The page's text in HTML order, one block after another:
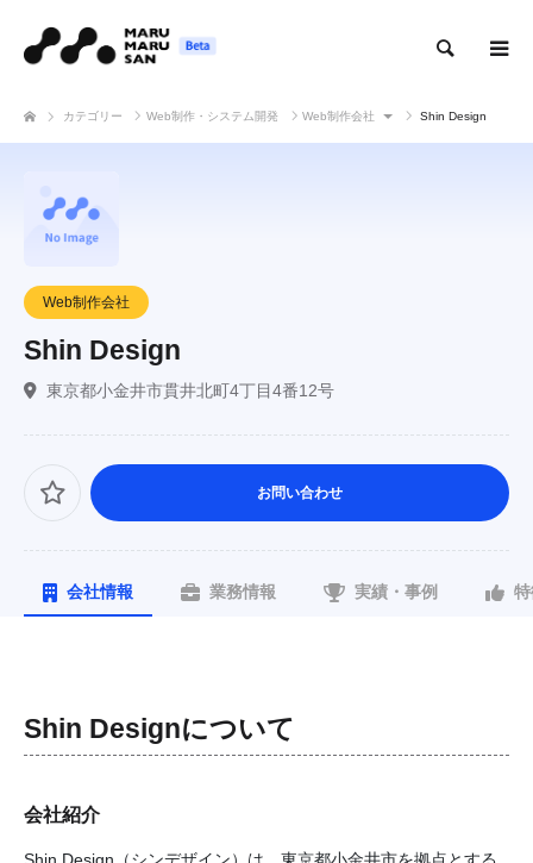
カテゴリー Web制作・システム開発 Web制作会社 Shin Design
Web制作会社
Shin Design
東京都小金井市貫井北町4丁目4番12号
お問い合わせ
会社情報 業務情報 実績・事例
Shin Designについて
会社紹介